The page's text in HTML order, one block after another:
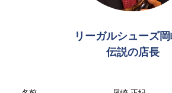
リーガルシューズ
伝説の店長